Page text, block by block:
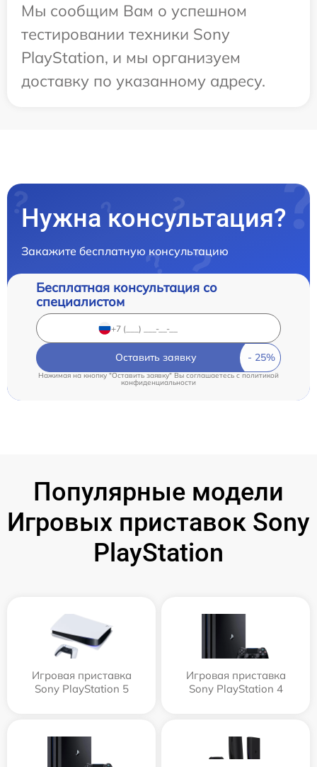
Мы сообщим Вам о успешном
тестировании техники Sony
PlayStation, и мы организуем
доставку по указанному адресу.
Нужна консультация?
Закажите бесплатную консультацию
Бесплатная консультация со
специалистом
Оставить заявку
Нажимая на кнопку "Оставить заявку" Вы соглашаетесь cполитикой
конфиденциальности
Популярные модели
Игровых приставок Sony
PlayStation
Игровая приставка
Sony PlayStation 5
Игровая приставка
Sony PlayStation 4